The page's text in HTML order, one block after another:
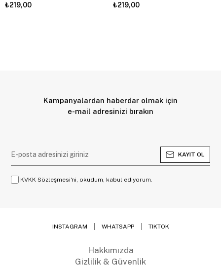
₺219,00 ₺219,00
Kampanyalardan haberdar olmak için
e-mail adresinizi bırakın
KAYIT OL
KVKK Sözleşmesi'ni, okudum, kabul ediyorum.
INSTAGRAM WHATSAPP TIKTOK
Hakkımızda
Gizlilik & Güvenlik